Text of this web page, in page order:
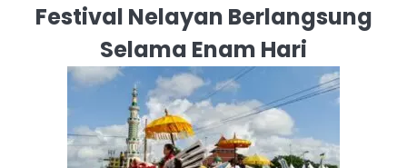
Festival Nelayan Berlangsung
Selama Enam Hari